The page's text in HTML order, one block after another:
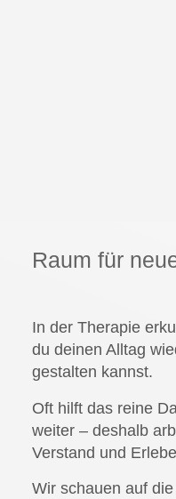
Raum für
In der Therapie
du deinen Alltag
gestalten kannst.
Oft hilft das reine
weiter – deshalb
Verstand und
Wir schauen auf